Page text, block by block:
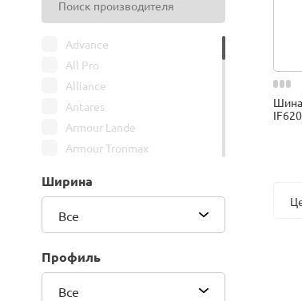
Advance
All Pro
Alliance
Antares
Armour Lande
Armour Tronmax
ATIRE
Bars
Belshina
BFGoodrich
BK Trailer
Ширина
Все
Профиль
Все
Шина